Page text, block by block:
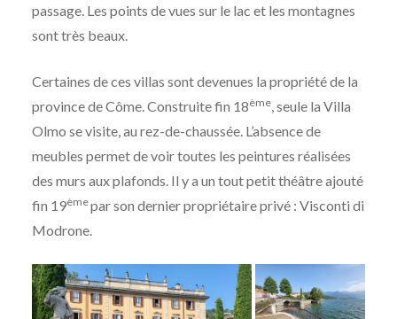
passage. Les points de vues sur le lac et les montagnes
sont très beaux.
Certaines de ces villas sont devenues la propriété de la
province de Côme. Construite fin 18ème, seule la Villa
Olmo se visite, au rez-de-chaussée. L’absence de
meubles permet de voir toutes les peintures réalisées
des murs aux plafonds. Il y a un tout petit théâtre ajouté
fin 19èmepar son dernier propriétaire privé : Visconti di
Modrone.